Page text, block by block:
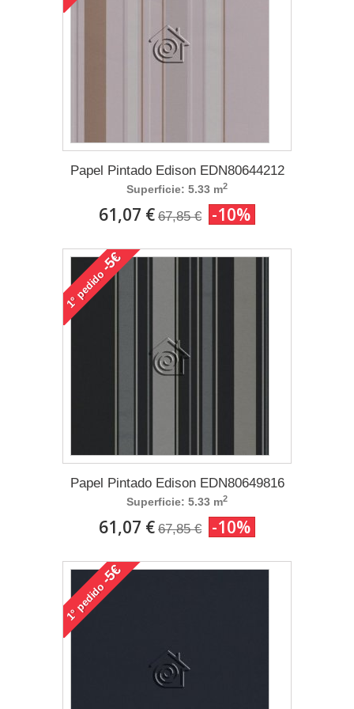
Papel Pintado Edison EDN80644212
Superficie: 5.33 m2
61,07 € 67,85 € -10%
1°
pedido
-5€
Papel Pintado Edison EDN80649816
Superficie: 5.33 m2
61,07 € 67,85 € -10%
1°
pedido
-5€